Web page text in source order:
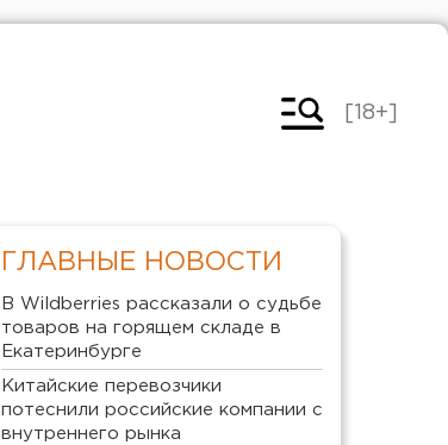
[18+]
ГЛАВНЫЕ НОВОСТИ
В Wildberries рассказали о судьбе
товаров на горящем складе в
Екатеринбурге
Китайские перевозчики
потеснили российские компании с
внутреннего рынка